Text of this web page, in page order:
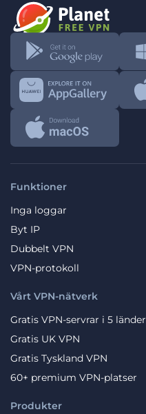
Funktioner
Inga loggar
Byt IP
Dubbelt VPN
VPN-protokoll
Produkter
Vårt VPN-nätverk
Gratis VPN-servrar i 5 länder
Gratis UK VPN
Gratis Tyskland VPN
60+ premium VPN-platser